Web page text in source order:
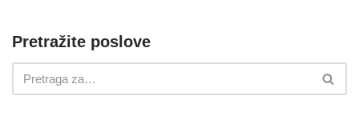
Pretražite poslove